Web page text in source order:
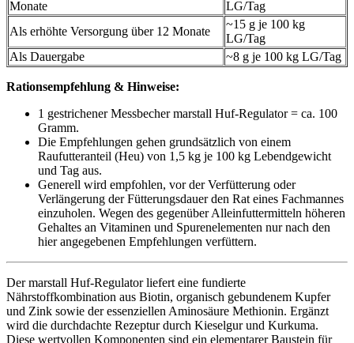
Monate
LG/Tag
Als erhöhte Versorgung über 12 Monate
~15 g je 100 kg
LG/Tag
Als Dauergabe
~8 g je 100 kg LG/Tag
Rationsempfehlung & Hinweise:
1 gestrichener Messbecher marstall Huf-Regulator = ca. 100
Gramm.
Die Empfehlungen gehen grundsätzlich von einem
Raufutteranteil (Heu) von 1,5 kg je 100 kg Lebendgewicht
und Tag aus.
Generell wird empfohlen, vor der Verfütterung oder
Verlängerung der Fütterungsdauer den Rat eines Fachmannes
einzuholen. Wegen des gegenüber Alleinfuttermitteln höheren
Gehaltes an Vitaminen und Spurenelementen nur nach den
hier angegebenen Empfehlungen verfüttern.
Der marstall Huf-Regulator liefert eine fundierte
Nährstoffkombination aus Biotin, organisch gebundenem Kupfer
und Zink sowie der essenziellen Aminosäure Methionin. Ergänzt
wird die durchdachte Rezeptur durch Kieselgur und Kurkuma.
Diese wertvollen Komponenten sind ein elementarer Baustein für